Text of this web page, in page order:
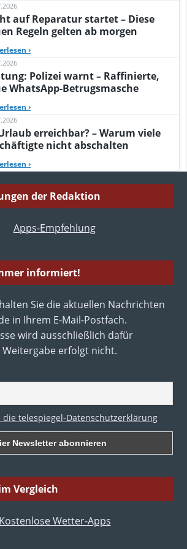
auf Reparatur startet – Diese
Regeln gelten ab morgen
›
Polizei warnt – Raffinierte,
WhatsApp-Betrugsmasche
›
erreichbar? – Warum viele
nicht abschalten
›
der Redaktion
informiert!
Sie die aktuellen Nachrichten
in Ihrem E-Mail-Postfach.
wird ausschließlich dafür
erfolgt nicht.
die telespiegel-Datenschutzerklärung
Vergleich